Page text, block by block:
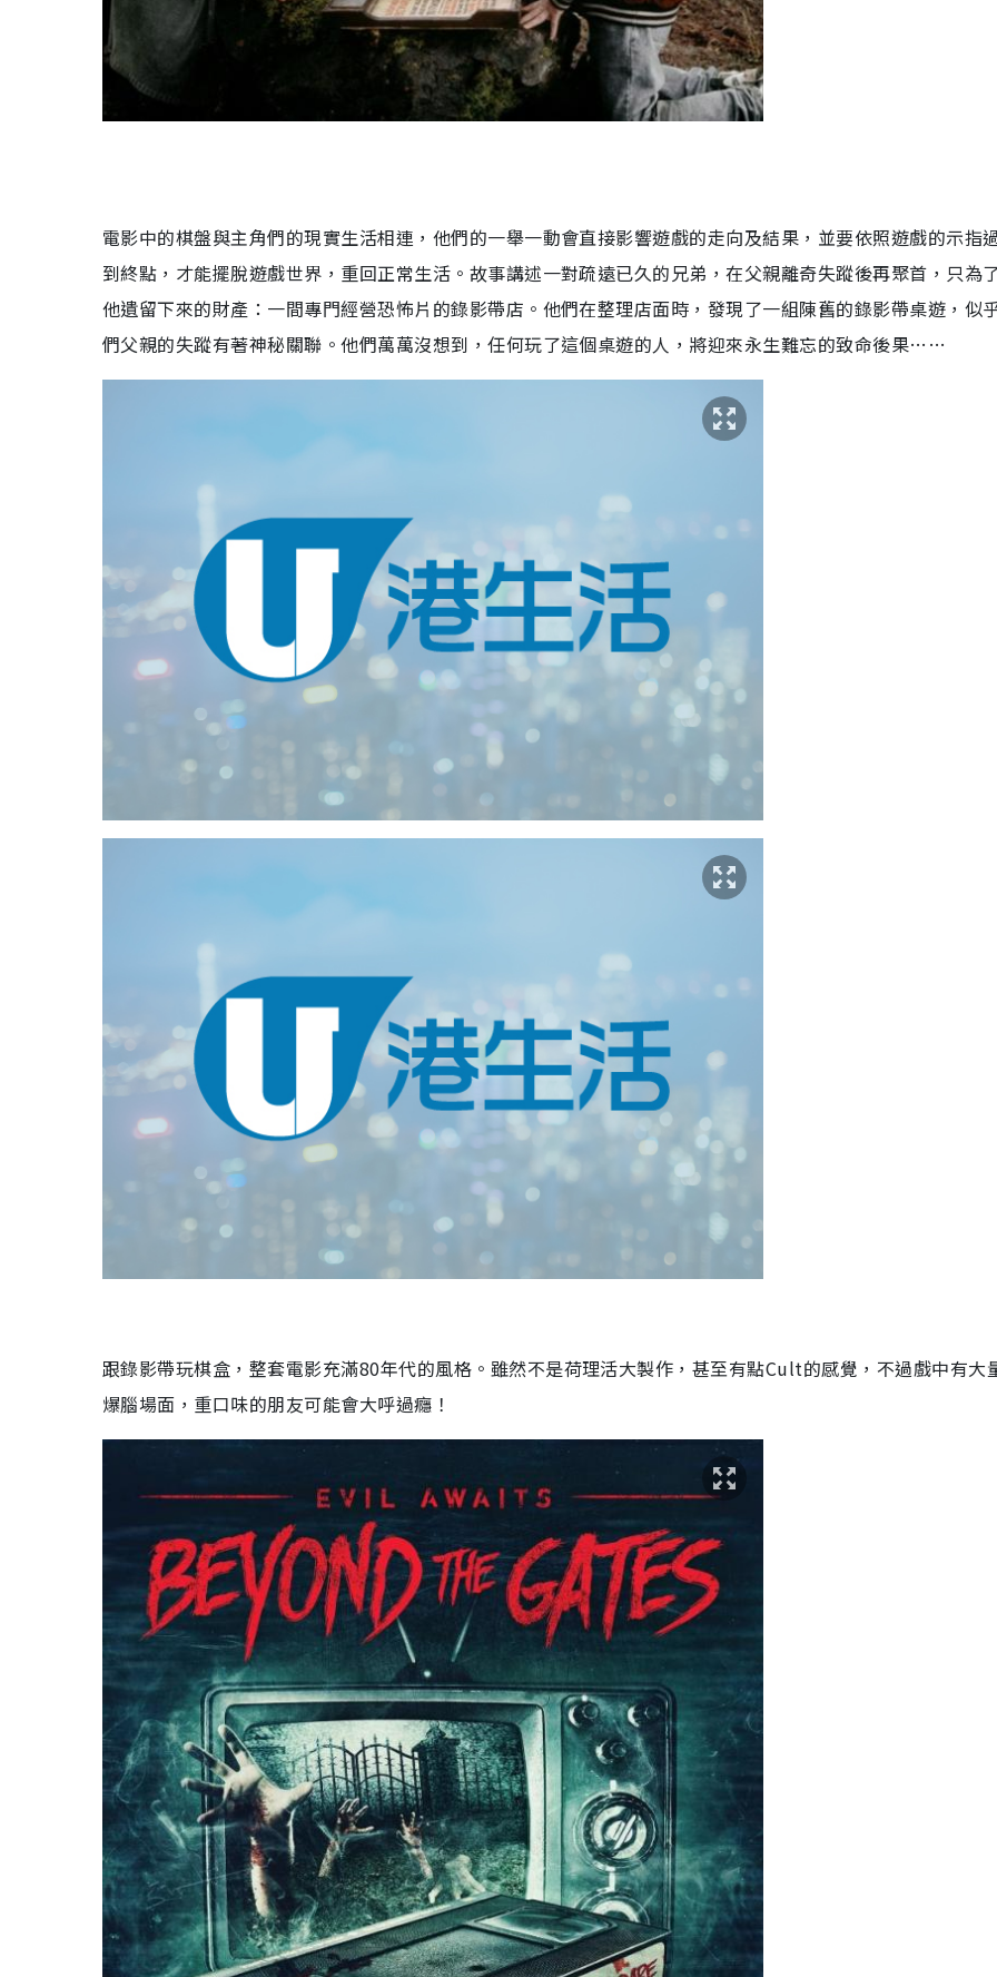
電影中的棋盤與主角們的現實生活相連，他們的一舉一動會直接影響遊戲的走向及結果，並要依照遊戲的示指
到終點，才能擺脫遊戲世界，重回正常生活。故事講述一對疏遠已久的兄弟，在父親離奇失蹤後再聚首，只為
他遺留下來的財產：一間專門經營恐怖片的錄影帶店。他們在整理店面時，發現了一組陳舊的錄影帶桌遊，似
們父親的失蹤有著神秘關聯。他們萬萬沒想到，任何玩了這個桌遊的人，將迎來永生難忘的致命後果……
跟錄影帶玩棋盒，整套電影充滿80年代的風格。雖然不是荷理活大製作，甚至有點Cult的感覺，不過戲中有大
爆腦場面，重口味的朋友可能會大呼過癮！